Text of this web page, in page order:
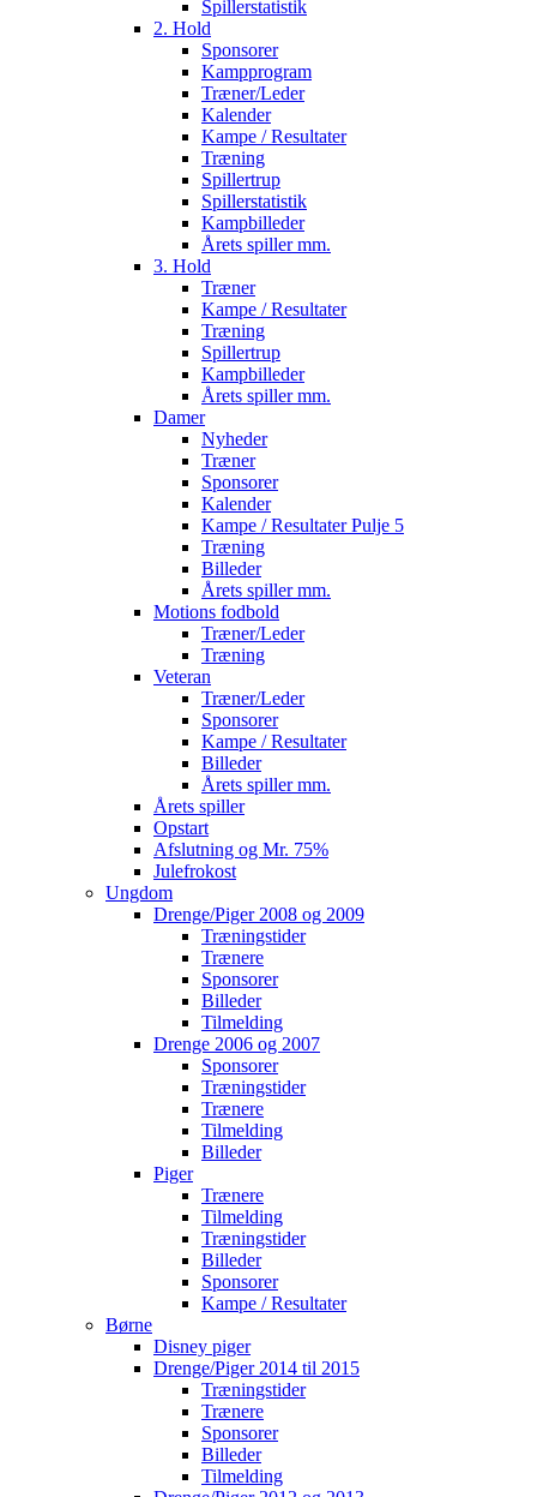
Spillerstatistik
2. Hold
Sponsorer
Kampprogram
Træner/Leder
Kalender
Kampe / Resultater
Træning
Spillertrup
Spillerstatistik
Kampbilleder
Årets spiller mm.
3. Hold
Træner
Kampe / Resultater
Træning
Spillertrup
Kampbilleder
Årets spiller mm.
Damer
Nyheder
Træner
Sponsorer
Kalender
Kampe / Resultater Pulje 5
Træning
Billeder
Årets spiller mm.
Motions fodbold
Træner/Leder
Træning
Veteran
Træner/Leder
Sponsorer
Kampe / Resultater
Billeder
Årets spiller mm.
Årets spiller
Opstart
Afslutning og Mr. 75%
Julefrokost
Ungdom
Drenge/Piger 2008 og 2009
Træningstider
Trænere
Sponsorer
Billeder
Tilmelding
Drenge 2006 og 2007
Sponsorer
Træningstider
Trænere
Tilmelding
Billeder
Piger
Trænere
Tilmelding
Træningstider
Billeder
Sponsorer
Kampe / Resultater
Børne
Disney piger
Drenge/Piger 2014 til 2015
Træningstider
Trænere
Sponsorer
Billeder
Tilmelding